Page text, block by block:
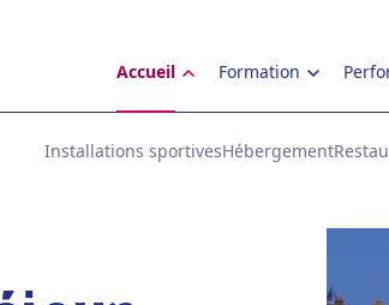
Accueil
Installations sportivesHébergement
Formation